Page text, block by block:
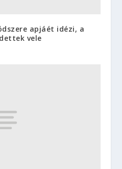
apjáét idézi, a
vele